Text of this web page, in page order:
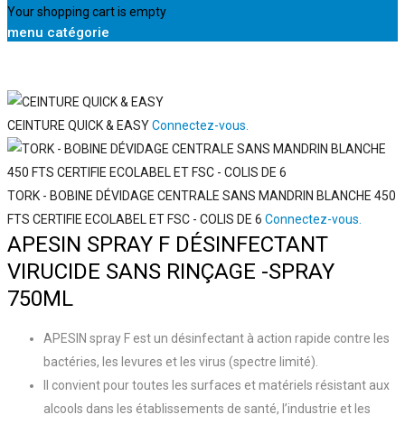
Your shopping cart is empty
menu catégorie
CEINTURE QUICK & EASYConnectez-vous.
TORK - BOBINE DÉVIDAGE CENTRALE SANS MANDRIN BLANCHE 450
FTS CERTIFIE ECOLABEL ET FSC - COLIS DE 6 Connectez-vous.
APESIN SPRAY F DÉSINFECTANT
VIRUCIDE SANS RINÇAGE -SPRAY
750ML
APESIN spray F est un désinfectant à action rapide contre les
bactéries, les levures et les virus (spectre limité).
Il convient pour toutes les surfaces et matériels résistant aux
alcools dans les établissements de santé, l’industrie et les